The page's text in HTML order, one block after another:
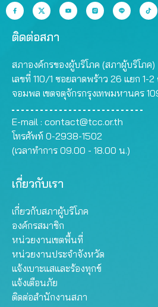
ติดต่อสภา
สภาองค์กรของผู้บริโภค (สภาผู้บริโภค)
เลขที่ 110/1 ซอยลาดพร้าว 26 แยก 1-
จอมพล เขตจตุจักรกรุงเทพมหานคร
E-mail : contact@tcc.or.th
โทรศัพท์ 0-2938-1502
(เวลาทำการ 09.00 - 18.00 น.)
เกี่ยวกับเรา
เกี่ยวกับสภาผู้บริโภค
องค์กรสมาชิก
หน่วยงานเขตพื้นที่
หน่วยงานประจำจังหวัด
แจ้งเบาะแสและร้องทุกข์
แจ้งเตือนภัย
ติดต่อสำนักงานสภา